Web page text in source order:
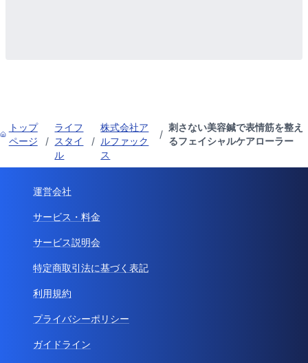
トップ
ページ
/
ライフ
スタイ
ル
/
株式会社ア
ルファック
ス
/
刺さない美容鍼で表情筋を整え
るフェイシャルケアローラー
運営会社
サービス・料金
サービス説明会
特定商取引法に基づく表記
利用規約
プライバシーポリシー
ガイドライン